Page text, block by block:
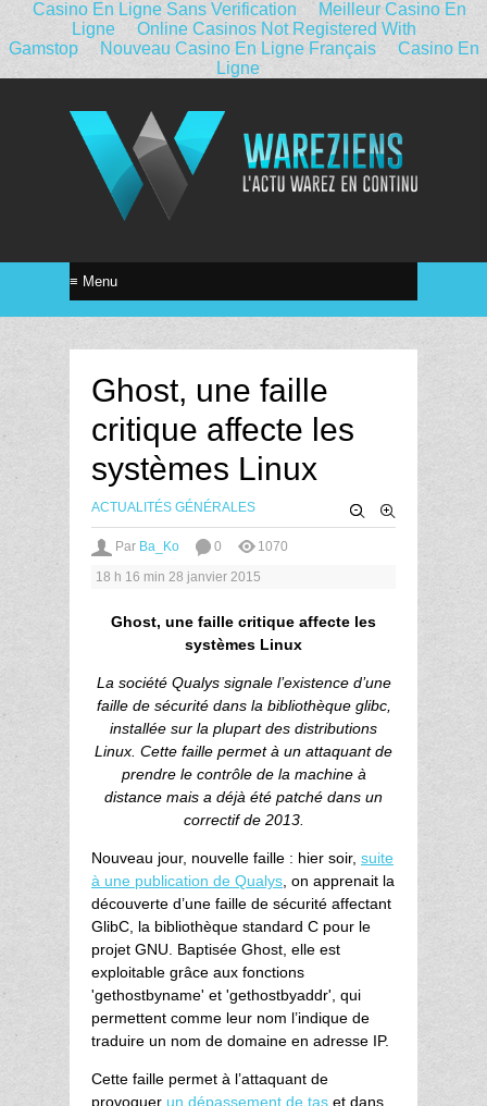
Casino En Ligne Sans Verification
Meilleur Casino En
Ligne
Online Casinos Not Registered With
Gamstop
Nouveau Casino En Ligne Français
Casino En
Ligne
Ghost, une faille
critique affecte les
systèmes Linux
ACTUALITÉS GÉNÉRALES
Par Ba_Ko 0
1070
18 h 16 min 28 janvier 2015
Ghost, une faille critique affecte les
systèmes Linux
La société Qualys signale l’existence d’une
faille de sécurité dans la bibliothèque glibc,
installée sur la plupart des distributions
Linux. Cette faille permet à un attaquant de
prendre le contrôle de la machine à
distance mais a déjà été patché dans un
correctif de 2013.
Nouveau jour, nouvelle faille : hier soir, suite
à une publication de Qualys , on apprenait la
découverte d’une faille de sécurité affectant
GlibC, la bibliothèque standard C pour le
projet GNU. Baptisée Ghost, elle est
exploitable grâce aux fonctions
'gethostbyname' et 'gethostbyaddr', qui
permettent comme leur nom l’indique de
traduire un nom de domaine en adresse IP.
Cette faille permet à l’attaquant de
provoquer un dépassement de tas et dans